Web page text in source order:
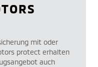
mit oder
protect erhalten
auch